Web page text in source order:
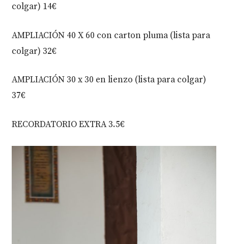
colgar) 14€
AMPLIACIÓN 40 X 60 con carton pluma (lista para
colgar) 32€
AMPLIACIÓN 30 x 30 en lienzo (lista para colgar)
37€
RECORDATORIO EXTRA 3.5€